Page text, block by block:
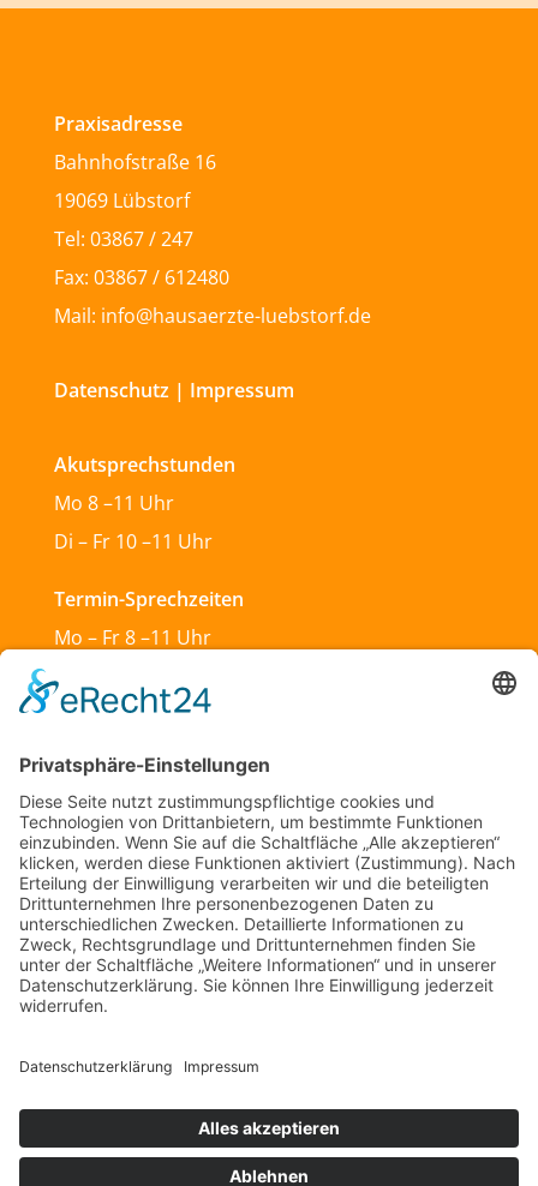
Praxisadresse
Bahnhofstraße 16
19069 Lübstorf
Tel: 03867 / 247
Fax: 03867 / 612480
Mail: info@hausaerzte-luebstorf.de
Datenschutz | Impressum
Akutsprechstunden
Mo 8 –11 Uhr
Di – Fr 10 –11 Uhr
Termin-Sprechzeiten
Mo – Fr 8 –11 Uhr
Mo & Do 13 –18 Uhr
Di 17:30 – 19:30 Uhr
Sa und So geschlossen